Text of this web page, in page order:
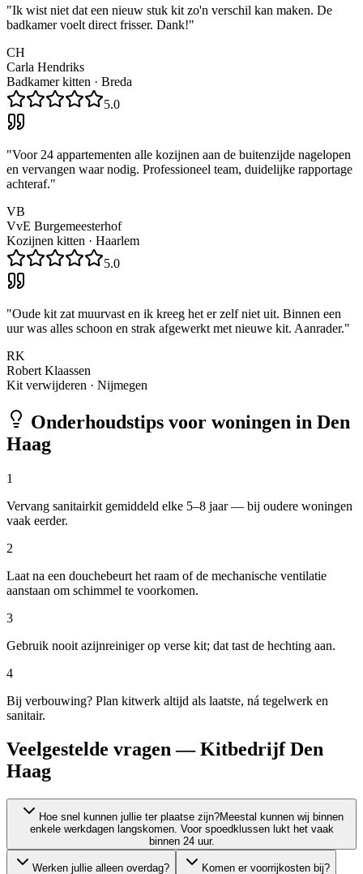
"Ik wist niet dat een nieuw stuk kit zo'n verschil kan maken. De
badkamer voelt direct frisser. Dank!"
CH
Carla Hendriks
Badkamer kitten · Breda
5.0
"Voor 24 appartementen alle kozijnen aan de buitenzijde nagelopen
en vervangen waar nodig. Professioneel team, duidelijke rapportage
achteraf."
VB
VvE Burgemeesterhof
Kozijnen kitten · Haarlem
5.0
"Oude kit zat muurvast en ik kreeg het er zelf niet uit. Binnen een
uur was alles schoon en strak afgewerkt met nieuwe kit. Aanrader."
RK
Robert Klaassen
Kit verwijderen · Nijmegen
Onderhoudstips voor woningen in Den
Haag
1
Vervang sanitairkit gemiddeld elke 5–8 jaar — bij oudere woningen
vaak eerder.
2
Laat na een douchebeurt het raam of de mechanische ventilatie
aanstaan om schimmel te voorkomen.
3
Gebruik nooit azijnreiniger op verse kit; dat tast de hechting aan.
4
Bij verbouwing? Plan kitwerk altijd als laatste, ná tegelwerk en
sanitair.
Veelgestelde vragen — Kitbedrijf Den
Haag
Hoe snel kunnen jullie ter plaatse zijn?Meestal kunnen wij binnen
enkele werkdagen langskomen. Voor spoedklussen lukt het vaak
binnen 24 uur.
Werken jullie alleen overdag? Komen er voorrijkosten bij?